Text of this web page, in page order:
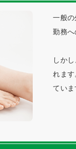
一般
勤務へ
しか
れま
ていま